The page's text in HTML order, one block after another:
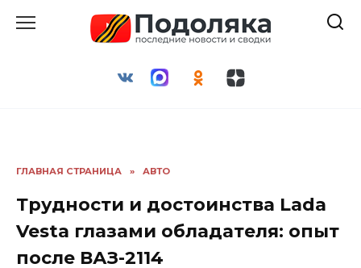
ГЛАВНАЯ СТРАНИЦА » АВТО
Трудности и достоинства Lada
Vesta глазами обладателя: опыт
после ВАЗ-2114